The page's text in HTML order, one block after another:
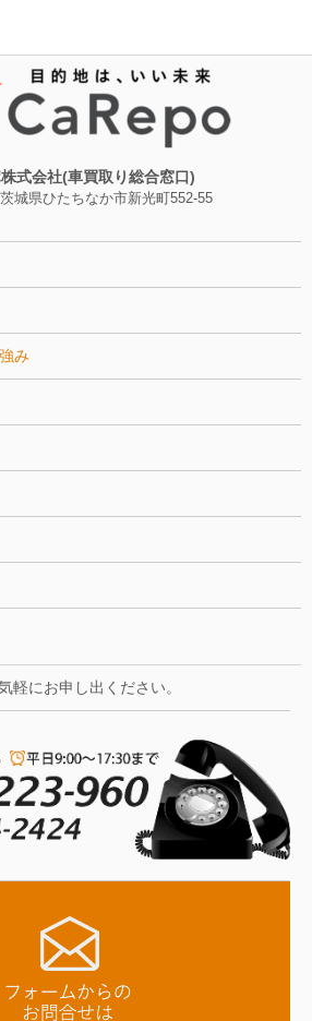
式会社(車買取り総合窓口)
城県ひたちなか市新光町552-55
み
軽にお申し出ください。